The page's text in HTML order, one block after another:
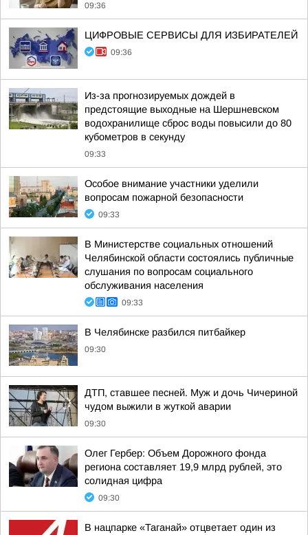
09:36
ЦИФРОВЫЕ СЕРВИСЫ ДЛЯ ИЗБИРАТЕЛЕЙ
09:36
Из-за прогнозируемых дождей в
предстоящие выходные на Шершневском
водохранилище сброс воды повысили до 80
кубометров в секунду
09:33
Особое внимание участники уделили
вопросам пожарной безопасности
09:33
В Министерстве социальных отношений
Челябинской области состоялись публичные
слушания по вопросам социального
обслуживания населения
09:33
В Челябинске разбился питбайкер
09:30
ДТП, ставшее песней. Муж и дочь Чичериной
чудом выжили в жуткой аварии
09:30
Олег Гербер: Объем Дорожного фонда
региона составляет 19,9 млрд рублей, это
солидная цифра
09:30
В нацпарке «Таганай» отцветает один из